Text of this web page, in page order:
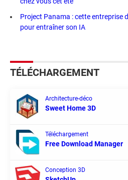
Project Panama : cette entreprise
pour entraîner son IA
TÉLÉCHARGEMENT
Architecture-déco
Sweet Home 3D
Téléchargement
Free Download Manager
Conception 3D